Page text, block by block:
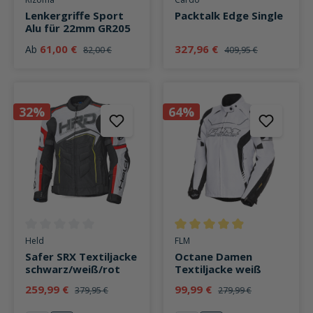
Lenkergriffe Sport
Alu für 22mm GR205
Ab 61,00 € 82,00 €
Packtalk Edge Single
327,96 € 409,95 €
32%
Durchschnittliche Bewertung von 0 von 5 Sternen
Held
Safer SRX Textiljacke
schwarz/weiß/rot
259,99 € 379,95 €
64%
Durchschnittliche Bewertung
FLM
Octane Damen
Textiljacke weiß
99,99 € 279,99 €